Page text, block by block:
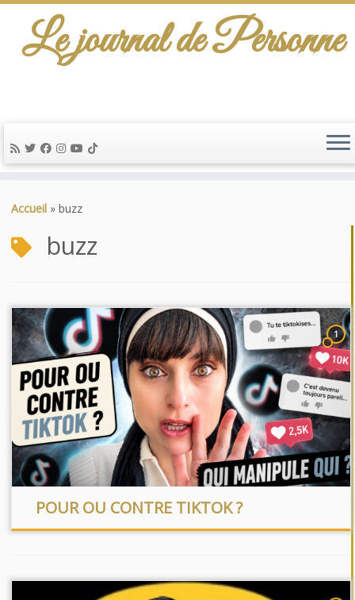
au
Le journal de Personne
Accueil » buzz
buzz
1
POUR OU CONTRE TIKTOK ?